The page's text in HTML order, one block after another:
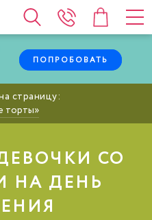
ПОПРОБОВАТЬ
торты
СО
НА ДЕНЬ